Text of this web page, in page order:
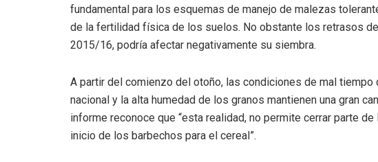
fundamental para los esquemas de manejo de malezas
de la fertilidad física de los suelos. No obstante los retrasos
2015/16, podría afectar negativamente su siembra.
A partir del comienzo del otoño, las condiciones de mal tiempo
nacional y la alta humedad de los granos mantienen una gran
informe reconoce que “esta realidad, no permite cerrar parte
inicio de los barbechos para el cereal”.